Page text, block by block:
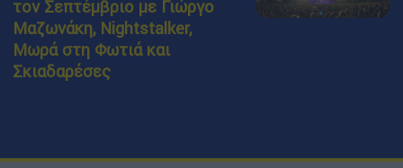
τον Σεπτέμβριο με Γιώργο
Μαζωνάκη, Nightstalker,
Μωρά στη Φωτιά και
Σκιαδαρέσες